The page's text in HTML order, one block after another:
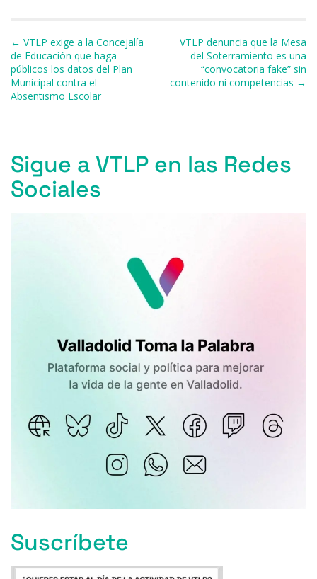
b
o
o
k
k
y
d
s
a
m
ar
ti
r
Navegación de entradas
← VTLP exige a la Concejalía
de Educación que haga
públicos los datos del Plan
Municipal contra el
Absentismo Escolar
VTLP denuncia que la Mesa
del Soterramiento es una
“convocatoria fake” sin
contenido ni competencias →
Sigue a VTLP en las Redes
Sociales
Suscríbete